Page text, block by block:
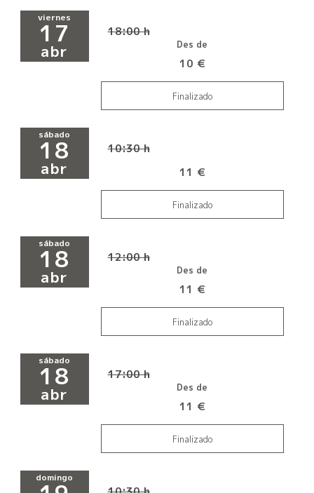
viernes
17
abr
18:00 h
Des de
10 €
Finalizado
sábado
18
abr
10:30 h
11 €
Finalizado
sábado
18
abr
12:00 h
Des de
11 €
Finalizado
sábado
18
abr
17:00 h
Des de
11 €
Finalizado
domingo